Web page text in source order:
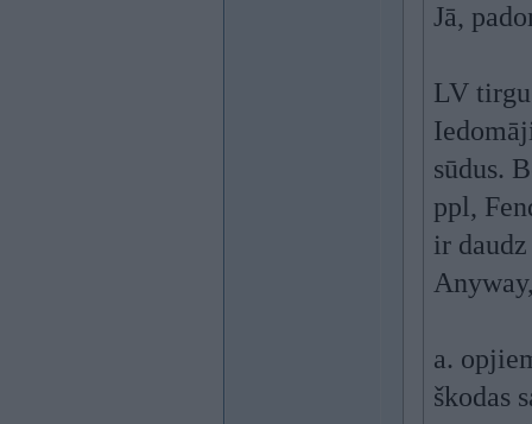
Jā,
LV
sūdus.
ppl,
ir
a.
škodas